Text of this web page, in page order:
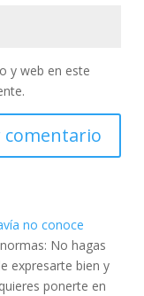
y web en este
no conoce
No hagas
expresarte bien y
ponerte en